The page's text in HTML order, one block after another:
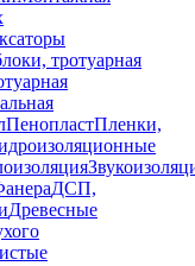
тротуарная
ПенопластПленки,
ДСП,
Древесные